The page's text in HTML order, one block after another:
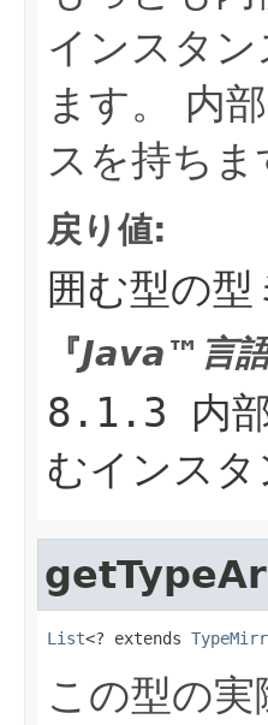
インスタ
ます。
内
スを持ちま
戻り値:
囲む型の型
『Java™言
8.1.3 内部
むインス
List<? extends
この型の